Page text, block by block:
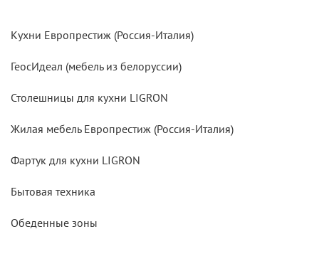
Кухни Европрестиж (Россия-Италия)
ГеосИдеал (мебель из белоруссии)
Столешницы для кухни LIGRON
Жилая мебель Европрестиж (Россия-Италия)
Фартук для кухни LIGRON
Бытовая техника
Обеденные зоны